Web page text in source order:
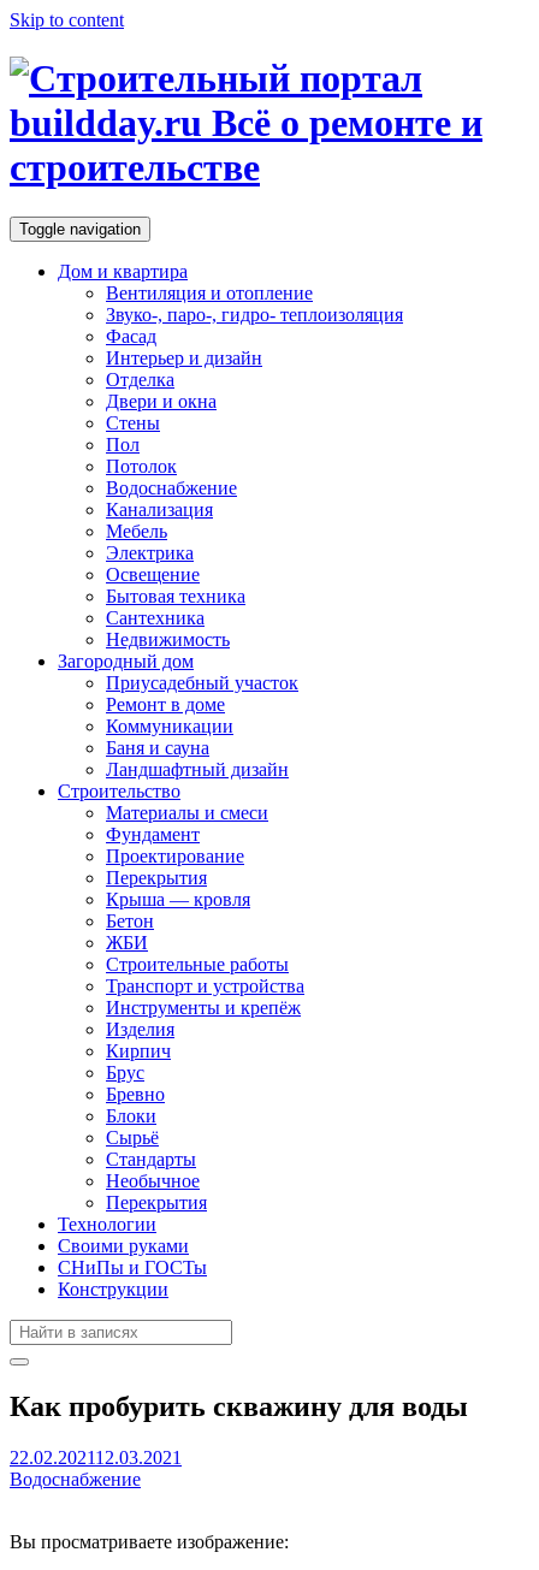
Skip to content
Toggle navigation
Дом и квартира
Вентиляция и отопление
Звуко-, паро-, гидро- теплоизоляция
Фасад
Интерьер и дизайн
Отделка
Двери и окна
Стены
Пол
Потолок
Водоснабжение
Канализация
Мебель
Электрика
Освещение
Бытовая техника
Сантехника
Недвижимость
Загородный дом
Приусадебный участок
Ремонт в доме
Коммуникации
Баня и сауна
Ландшафтный дизайн
Строительство
Материалы и смеси
Фундамент
Проектирование
Перекрытия
Крыша — кровля
Бетон
ЖБИ
Строительные работы
Транспорт и устройства
Инструменты и крепёж
Изделия
Кирпич
Брус
Бревно
Блоки
Сырьё
Стандарты
Необычное
Перекрытия
Технологии
Своими руками
СНиПы и ГОСТы
Конструкции
Как пробурить скважину для воды
22.02.202112.03.2021
Водоснабжение
Вы просматриваете изображение: